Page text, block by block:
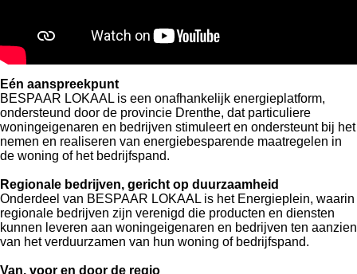
Eén aanspreekpunt
BESPAAR LOKAAL is een onafhankelijk energieplatform,
ondersteund door de provincie Drenthe, dat particuliere
woningeigenaren en bedrijven stimuleert en ondersteunt bij het
nemen en realiseren van energiebesparende maatregelen in
de woning of het bedrijfspand.
Regionale bedrijven, gericht op duurzaamheid
Onderdeel van BESPAAR LOKAAL is het Energieplein, waarin
regionale bedrijven zijn verenigd die producten en diensten
kunnen leveren aan woningeigenaren en bedrijven ten aanzien
van het verduurzamen van hun woning of bedrijfspand.
Van, voor en door de regio